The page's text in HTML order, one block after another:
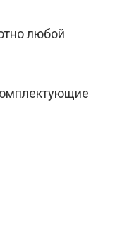
любой